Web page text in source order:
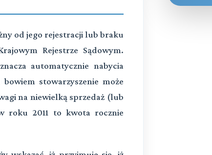
od jego rejestracji lub braku
Rejestrze Sądowym.
automatycznie nabycia
stowarzyszenie może
na niewielką sprzedaż (lub
roku 2011 to kwota rocznie